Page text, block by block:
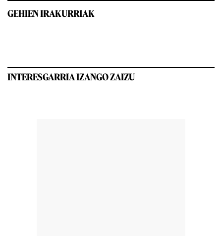
GEHIEN IRAKURRIAK
INTERESGARRIA IZANGO ZAIZU